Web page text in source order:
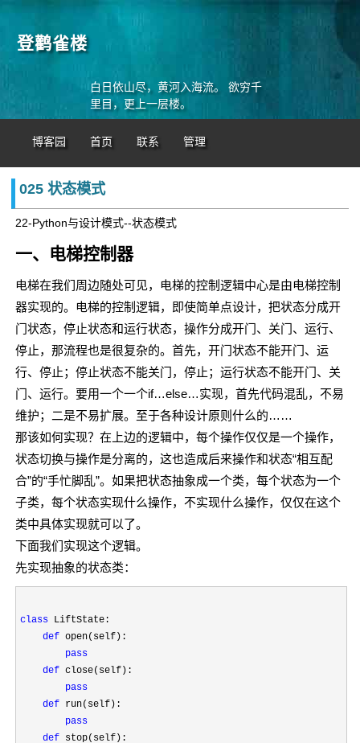
登鹳雀楼
白日依山尽，黄河入海流。 欲穷千
里目，更上一层楼。
博客园 首页 联系 管理
025 状态模式
22-Python与设计模式--状态模式
一、电梯控制器
电梯在我们周边随处可见，电梯的控制逻辑中心是由电梯控制
器实现的。电梯的控制逻辑，即使简单点设计，把状态分成开
门状态，停止状态和运行状态，操作分成开门、关门、运行、
停止，那流程也是很复杂的。首先，开门状态不能开门、运
行、停止；停止状态不能关门，停止；运行状态不能开门、关
门、运行。要用一个一个if…else…实现，首先代码混乱，不易
维护；二是不易扩展。至于各种设计原则什么的……
那该如何实现？在上边的逻辑中，每个操作仅仅是一个操作，
状态切换与操作是分离的，这也造成后来操作和状态“相互配
合”的“手忙脚乱”。如果把状态抽象成一个类，每个状态为一个
子类，每个状态实现什么操作，不实现什么操作，仅仅在这个
类中具体实现就可以了。
下面我们实现这个逻辑。
先实现抽象的状态类：
class LiftState:
def open(self):
pass
def close(self):
pass
def run(self):
pass
def stop(self):